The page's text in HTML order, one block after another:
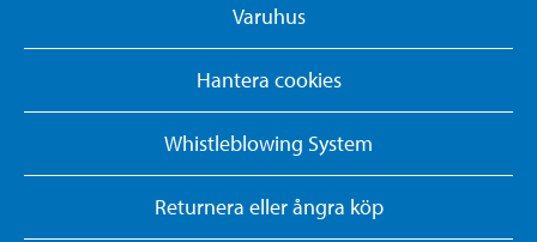
Varuhus
Hantera cookies
Whistleblowing System
Returnera eller ångra köp